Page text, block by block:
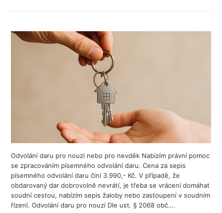
Odvolání daru pro nouzi nebo pro nevděk Nabízím právní pomoc
se zpracováním písemného odvolání daru. Cena za sepis
písemného odvolání daru činí 3.990,- Kč. V případě, že
obdarovaný dar dobrovolně nevrátí, je třeba se vrácení domáhat
soudní cestou, nabízím sepis žaloby nebo zastoupení v soudním
řízení. Odvolání daru pro nouzi Dle ust. § 2068 obč….